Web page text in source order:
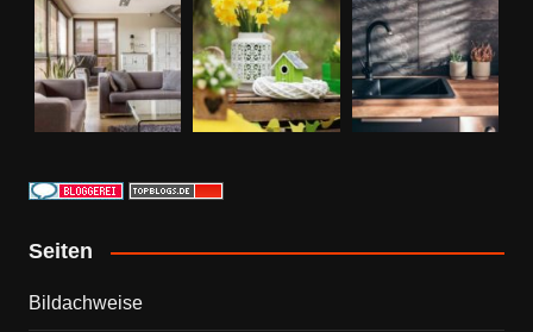
Seiten
Bildachweise